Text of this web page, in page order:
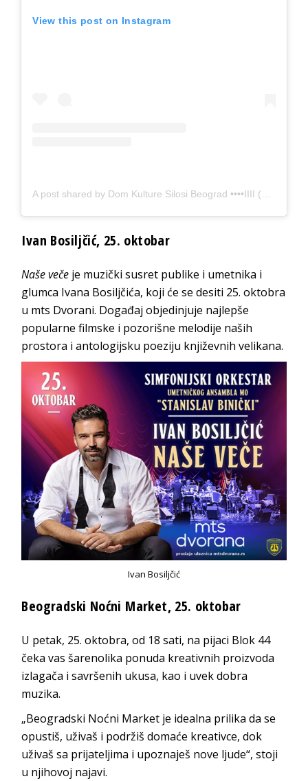
View this post on Instagram
A post shared by Dom Kulture Silosi Beograd ••••IIII (@silosibeograd)
Ivan Bosiljčić, 25. oktobar
Naše veče je muzički susret publike i umetnika i
glumca Ivana Bosiljčića, koji će se desiti 25. oktobra
u mts Dvorani. Događaj objedinjuje najlepše
popularne filmske i pozorišne melodije naših
prostora i antologijsku poeziju književnih velikana.
Ivan Bosiljčić
Beogradski Noćni Market, 25. oktobar
U petak, 25. oktobra, od 18 sati, na pijaci Blok 44
čeka vas šarenolika ponuda kreativnih proizvoda
izlagača i savršenih ukusa, kao i uvek dobra
muzika.
„Beogradski Noćni Market je idealna prilika da se
opustiš, uživaš i podržiš domaće kreativce, dok
uživaš sa prijateljima i upoznaješ nove ljude“, stoji
u njihovoj najavi.